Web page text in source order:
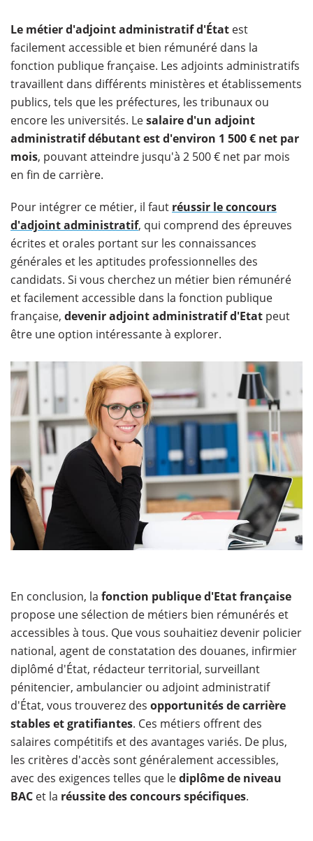
Le métier d'adjoint administratif d'État est
facilement accessible et bien rémunéré dans la
fonction publique française. Les adjoints administratifs
travaillent dans différents ministères et établissements
publics, tels que les préfectures, les tribunaux ou
encore les universités. Lesalaire d'un adjoint
administratif débutant est d'environ 1 500 € net par
mois, pouvant atteindre jusqu'à 2 500 € net par mois
en fin de carrière.
Pour intégrer ce métier, il faut réussir le concours
d'adjoint administratif, qui comprend des épreuves
écrites et orales portant sur les connaissances
générales et les aptitudes professionnelles des
candidats. Si vous cherchez un métier bien rémunéré
et facilement accessible dans la fonction publique
française, devenir adjoint administratif d'Etat peut
être une option intéressante à explorer.
En conclusion, la fonction publique d'Etat française
propose une sélection de métiers bien rémunérés et
accessibles à tous. Que vous souhaitiez devenir policier
national, agent de constatation des douanes, infirmier
diplômé d'État, rédacteur territorial, surveillant
pénitencier, ambulancier ou adjoint administratif
d'État, vous trouverez des opportunités de carrière
stables et gratifiantes. Ces métiers offrent des
salaires compétitifs et des avantages variés. De plus,
les critères d'accès sont généralement accessibles,
avec des exigences telles que lediplôme de niveau
BAC et la réussite des concours spécifiques.